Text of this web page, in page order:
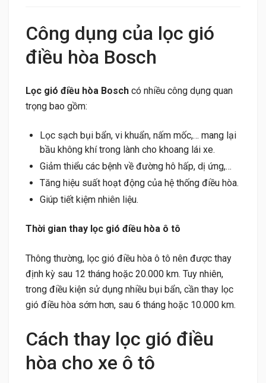
Công dụng của lọc gió
điều hòa Bosch
Lọc gió điều hòa Bosch có nhiều công dụng quan
trọng bao gồm:
Lọc sạch bụi bẩn, vi khuẩn, nấm mốc,… mang lại
bầu không khí trong lành cho khoang lái xe.
Giảm thiểu các bệnh về đường hô hấp, dị ứng,…
Tăng hiệu suất hoạt động của hệ thống điều hòa.
Giúp tiết kiệm nhiên liệu.
Thời gian thay lọc gió điều hòa ô tô
Thông thường, lọc gió điều hòa ô tô nên được thay
định kỳ sau 12 tháng hoặc 20.000 km. Tuy nhiên,
trong điều kiện sử dụng nhiều bụi bẩn, cần thay lọc
gió điều hòa sớm hơn, sau 6 tháng hoặc 10.000 km.
Cách thay lọc gió điều
hòa cho xe ô tô